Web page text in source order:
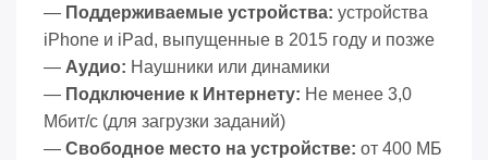
— Поддерживаемые устройства: устройства
iPhone и iPad, выпущенные в 2015 году и позже
— Аудио: Наушники или динамики
— Подключение к Интернету: Не менее 3,0
Мбит/с (для загрузки заданий)
— Свободное место на устройстве: от 400 МБ